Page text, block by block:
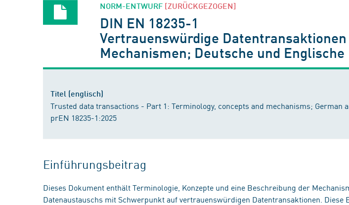
NORM-ENTWURF [ZURÜCKGEZOGEN]
DIN EN 18235-1
Vertrauenswürdige
Mechanismen; Deutsche und
Titel (englisch)
Trusted data transactions - Part 1: Terminology, concepts and mechanisms; German
prEN 18235-1:2025
Einführungsbeitrag
Dieses Dokument enthält Terminologie, Konzepte und eine Beschreibung der
Datenaustauschs mit Schwerpunkt auf vertrauenswürdigen Datentransaktionen. Diese